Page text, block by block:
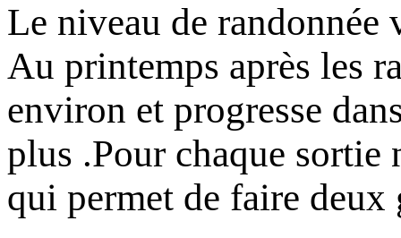
Le niveau de randonnée
Au printemps après les
environ et progresse
plus .Pour chaque sortie
qui permet de faire